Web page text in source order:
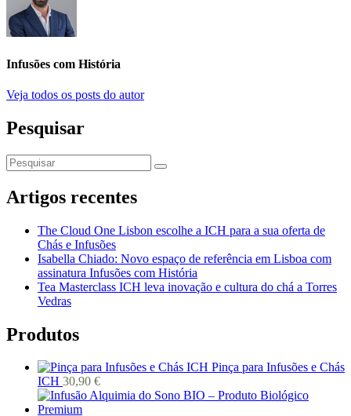
Infusões com História
Veja todos os posts do autor
Pesquisar
Artigos recentes
The Cloud One Lisbon escolhe a ICH para a sua oferta de
Chás e Infusões
Isabella Chiado: Novo espaço de referência em Lisboa com
assinatura Infusões com História
Tea Masterclass ICH leva inovação e cultura do chá a Torres
Vedras
Produtos
Pinça para Infusões e Chás
ICH 30,90 €